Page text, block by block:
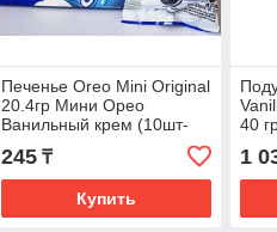
Печенье Oreo Mini Original
20.4гр Мини Орео
Ванильный крем (10шт-
245₸
Купить
40
1